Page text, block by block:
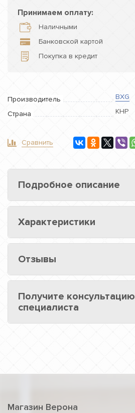
Принимаем оплату:
Наличными
Банковской картой
Покупка в кредит
Производитель
BXG
Страна
КНР
Сравнить
Подробное описание
Характеристики
Отзывы
Получите консультацию
специалиста
Магазин Верона